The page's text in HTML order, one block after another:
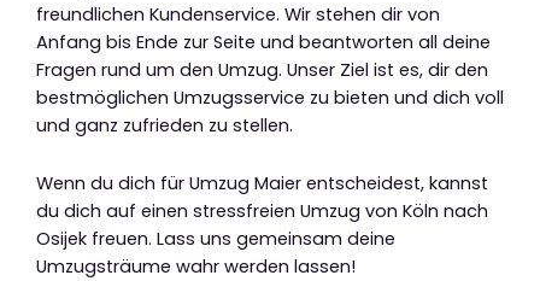
freundlichen Kundenservice. Wir stehen dir von
Anfang bis Ende zur Seite und beantworten all deine
Fragen rund um den Umzug. Unser Ziel ist es, dir den
bestmöglichen Umzugsservice zu bieten und dich voll
und ganz zufrieden zu stellen.
Wenn du dich für Umzug Maier entscheidest, kannst
du dich auf einen stressfreien Umzug von Köln nach
Osijek freuen. Lass uns gemeinsam deine
Umzugsträume wahr werden lassen!